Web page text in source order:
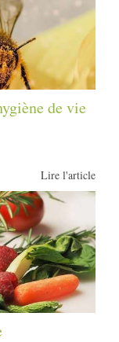
de vie
Lire l'article